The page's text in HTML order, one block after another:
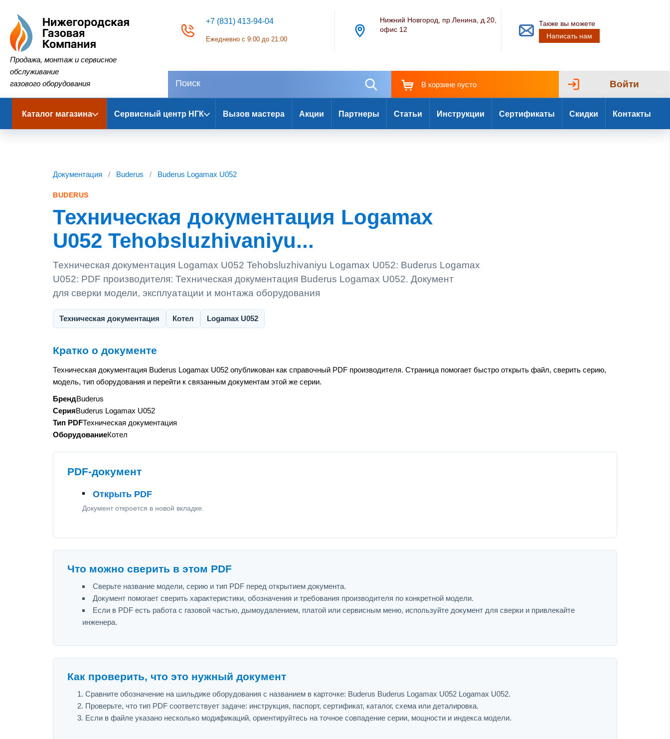
Нижегородская Газовая Компания
Продажа, монтаж и сервисное
обслуживание
газового оборудования
+7 (831) 413-94-04
Ежедневно с 9:00 до 21:00
Нижний Новгород, пр.Ленина, д.20,
офис 12
Также вы можете
Написать нам
В корзине пусто Войти
Каталог магазина Сервисный центр НГК Вызов мастера Акции Партнеры Статьи Инструкции Сертификаты Скидки Контакты
Документация / Buderus / Buderus Logamax U052
BUDERUS
Техническая документация Logamax
U052 Tehobsluzhivaniyu...
Техническая документация Logamax U052 Tehobsluzhivaniyu Logamax U052: Buderus Logamax
U052: PDF производителя: Техническая документация Buderus Logamax U052. Документ
для сверки модели, эксплуатации и монтажа оборудования
Техническая документация Котел Logamax U052
Кратко о документе
Техническая документация Buderus Logamax U052 опубликован как справочный PDF производителя. Страница помогает быстро открыть файл, сверить серию,
модель, тип оборудования и перейти к связанным документам этой же серии.
БрендBuderus
СерияBuderus Logamax U052
Тип PDFТехническая документация
ОборудованиеКотел
PDF-документ
Открыть PDF
Документ откроется в новой вкладке.
Что можно сверить в этом PDF
Сверьте название модели, серию и тип PDF перед открытием документа.
Документ помогает сверить характеристики, обозначения и требования производителя по конкретной модели.
Если в PDF есть работа с газовой частью, дымоудалением, платой или сервисным меню, используйте документ для сверки и привлекайте
инженера.
Как проверить, что это нужный документ
Сравните обозначение на шильдике оборудования с названием в карточке: Buderus Buderus Logamax U052 Logamax U052.
Проверьте, что тип PDF соответствует задаче: инструкция, паспорт, сертификат, каталог, схема или деталировка.
Если в файле указано несколько модификаций, ориентируйтесь на точное совпадение серии, мощности и индекса модели.